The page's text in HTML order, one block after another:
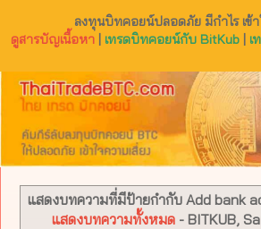
ลงทุนบิทคอยน์ปลอดภัย มีกำไร เข้า
ดูสารบัญเนื้อหา| เทรดบิทคอยน์กับ BitKub| เ
แสดงบทความที่มีป้ายกำกับ Add bank
แสดงบทความทั้งหมด - BITKUB,